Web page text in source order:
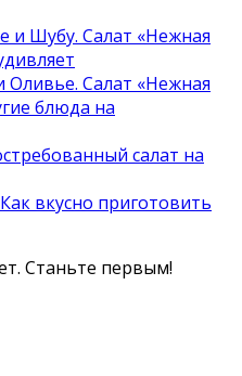
и Шубу. Салат «Нежная
Оливье. Салат «Нежная
блюда на
салат на
вкусно приготовить
Станьте первым!